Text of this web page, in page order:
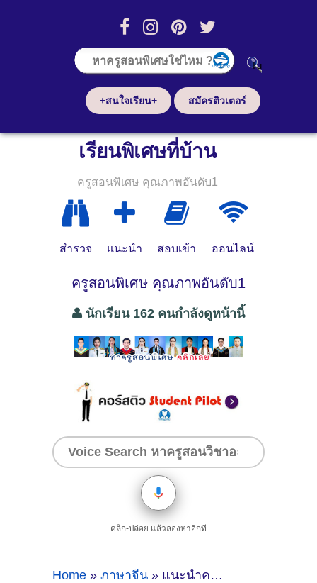
+สนใจเรียน+ สมัครติวเตอร์
เรียนพิเศษที่บ้าน
ครูสอนพิเศษ คุณภาพอันดับ1
สำรวจ แนะนำ สอบเข้า ออนไลน์
ครูสอนพิเศษ คุณภาพอันดับ1
นักเรียน 162 คนกำลังดูหน้านี้
คลิก-ปล่อย แล้วลองหาอีกที
Home » ภาษาจีน » แนะนำครูสอนพิเศษวิชาภาษาจีนที่อำเภอเกาะจันทร์ จ.ชลบุรี [25/7/2024, 7:57:26]